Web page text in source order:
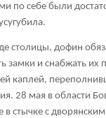
по себе были
столицы, дофин
замки и снабжать их
каплей,
28 мая в области
в стычке с